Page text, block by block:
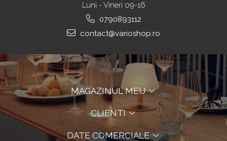
Luni - Vineri 09-16
0790893112
contact@varioshop.ro
MAGAZINUL MEU
CLIENTI
DATE COMERCIALE